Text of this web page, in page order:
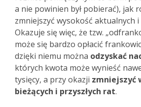
a nie powinien był pobierać), jak
zmniejszyć wysokość aktualnych i
Okazuje się więc, że tzw.
może się bardzo opłacić
dzięki niemu można odzyskać
których kwota może wynieść
tysięcy, a przy okazji zmniejszyć
bieżących i przyszłych rat.